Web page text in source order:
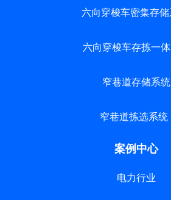
六向穿梭车密集存
六向穿梭车存拣一
窄巷道存储系统
窄巷道拣选系统
案例中心
电力行业